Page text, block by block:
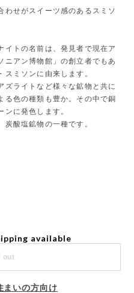
わせがスイーツ感のあるスミソ
イトの名前は、発見者で現在ア
ニアン博物館」の創立者でもあ
ミソンに由来します。
ズライトなど様々な鉱物と共に
る色の種類も豊か。その中で銅
に発色します。
酸塩鉱物の一種です。
available
out
まいの方向け